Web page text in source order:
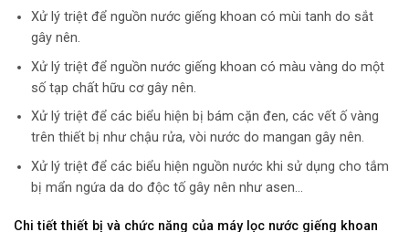
Xử lý triệt để nguồn nước giếng khoan có mùi tanh do sắt
gây nên.
Xử lý triệt để nguồn nước giếng khoan có màu vàng do một
số tạp chất hữu cơ gây nên.
Xử lý triệt để các biểu hiện bị bám cặn đen, các vết ố vàng
trên thiết bị như chậu rửa, vòi nước do mangan gây nên.
Xử lý triệt để các biểu hiện nguồn nước khi sử dụng cho tắm
bị mẩn ngứa da do độc tố gây nên như asen…
Chi tiết thiết bị và chức năng của máy lọc nước giếng khoan